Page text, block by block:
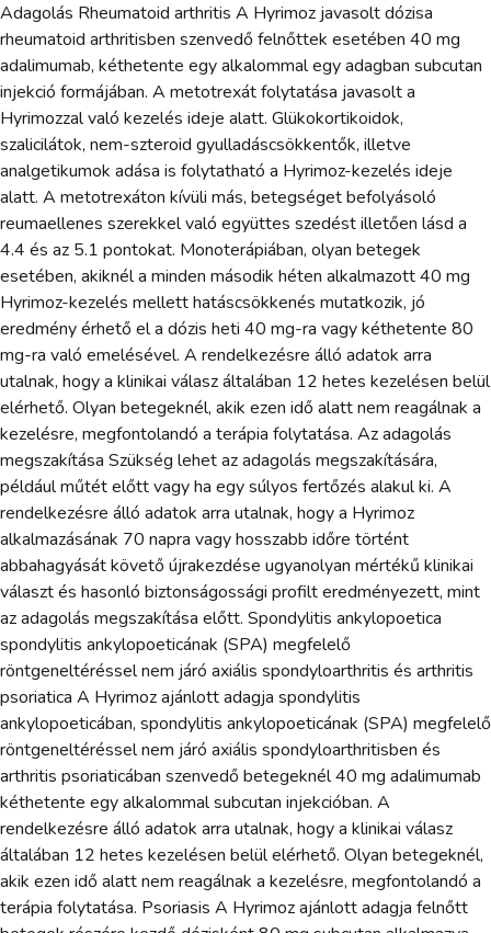
Adagolás Rheumatoid arthritis A Hyrimoz javasolt dózisa
rheumatoid arthritisben szenvedő felnőttek esetében 40 mg
adalimumab, kéthetente egy alkalommal egy adagban subcutan
injekció formájában. A metotrexát folytatása javasolt a
Hyrimozzal való kezelés ideje alatt. Glükokortikoidok,
szalicilátok, nem-szteroid gyulladáscsökkentők, illetve
analgetikumok adása is folytatható a Hyrimoz-kezelés ideje
alatt. A metotrexáton kívüli más, betegséget befolyásoló
reumaellenes szerekkel való együttes szedést illetően lásd a
4.4 és az 5.1 pontokat. Monoterápiában, olyan betegek
esetében, akiknél a minden második héten alkalmazott 40 mg
Hyrimoz-kezelés mellett hatáscsökkenés mutatkozik, jó
eredmény érhető el a dózis heti 40 mg-ra vagy kéthetente 80
mg-ra való emelésével. A rendelkezésre álló adatok arra
utalnak, hogy a klinikai válasz általában 12 hetes kezelésen belül
elérhető. Olyan betegeknél, akik ezen idő alatt nem reagálnak a
kezelésre, megfontolandó a terápia folytatása. Az adagolás
megszakítása Szükség lehet az adagolás megszakítására,
például műtét előtt vagy ha egy súlyos fertőzés alakul ki. A
rendelkezésre álló adatok arra utalnak, hogy a Hyrimoz
alkalmazásának 70 napra vagy hosszabb időre történt
abbahagyását követő újrakezdése ugyanolyan mértékű klinikai
választ és hasonló biztonságossági profilt eredményezett, mint
az adagolás megszakítása előtt. Spondylitis ankylopoetica
spondylitis ankylopoeticának (SPA) megfelelő
röntgeneltéréssel nem járó axiális spondyloarthritis és arthritis
psoriatica A Hyrimoz ajánlott adagja spondylitis
ankylopoeticában, spondylitis ankylopoeticának (SPA) megfelelő
röntgeneltéréssel nem járó axiális spondyloarthritisben és
arthritis psoriaticában szenvedő betegeknél 40 mg adalimumab
kéthetente egy alkalommal subcutan injekcióban. A
rendelkezésre álló adatok arra utalnak, hogy a klinikai válasz
általában 12 hetes kezelésen belül elérhető. Olyan betegeknél,
akik ezen idő alatt nem reagálnak a kezelésre, megfontolandó a
terápia folytatása. Psoriasis A Hyrimoz ajánlott adagja felnőtt